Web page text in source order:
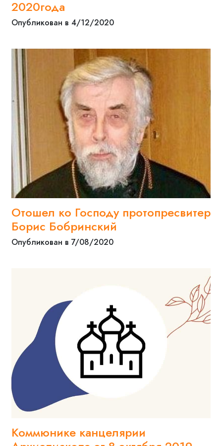
2020года
Опубликован в 4/12/2020
Отошел ко Господу протопресвитер
Борис Бобринский
Опубликован в 7/08/2020
Коммюнике канцелярии